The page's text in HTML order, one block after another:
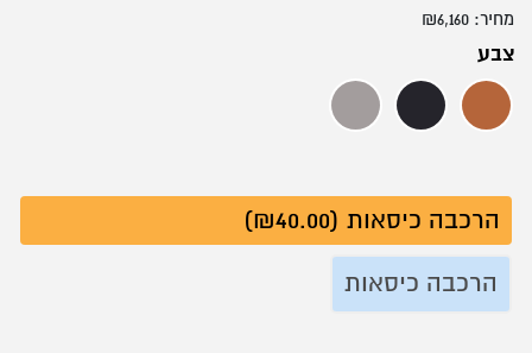
מחיר: ₪6,160
צבע
קאמל דמוי עור שחורדמוי עור אפור
הרכבה כיסאות (₪40.00)
הרכבה כיסאות